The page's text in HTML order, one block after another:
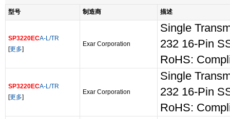
型号 制造商 描述
SP3220ECA-L/TR
[更多]
Exar Corporation
Single
232 16-Pin
RoHS:
SP3220ECA-L/TR
[更多]
Exar Corporation
Single
232 16-Pin
RoHS: